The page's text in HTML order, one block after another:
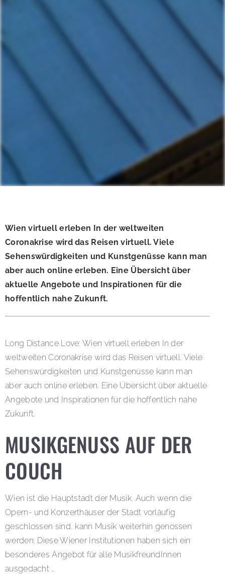
Wien virtuell erleben In der weltweiten
Coronakrise wird das Reisen virtuell. Viele
Sehenswürdigkeiten und Kunstgenüsse kann man
aber auch online erleben. Eine Übersicht über
aktuelle Angebote und Inspirationen für die
hoffentlich nahe Zukunft.
Long Distance Love: Wien virtuell erleben In der
weltweiten Coronakrise wird das Reisen virtuell. Viele
Sehenswürdigkeiten und Kunstgenüsse kann man
aber auch online erleben. Eine Übersicht über aktuelle
Angebote und Inspirationen für die hoffentlich nahe
Zukunft.
MUSIKGENUSS AUF DER
COUCH
Wien ist die Hauptstadt der Musik. Auch wenn die
Opern- und Konzerthäuser der Stadt vorläufig
geschlossen sind, kann Musik weiterhin genossen
werden. Diese Wiener Institutionen haben sich ein
besonderes Angebot für alle MusikfreundInnen
ausgedacht …